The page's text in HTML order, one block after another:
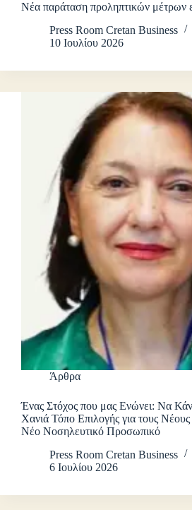
Νέα παράταση προληπτικών μέτρων
Press Room Cretan Business
10 Ιουλίου 2026
Άρθρα
Ένας Στόχος που μας Ενώνει: Να
Χανιά Τόπο Επιλογής για τους Νέους
Νέο Νοσηλευτικό Προσωπικό
Press Room Cretan Business
6 Ιουλίου 2026